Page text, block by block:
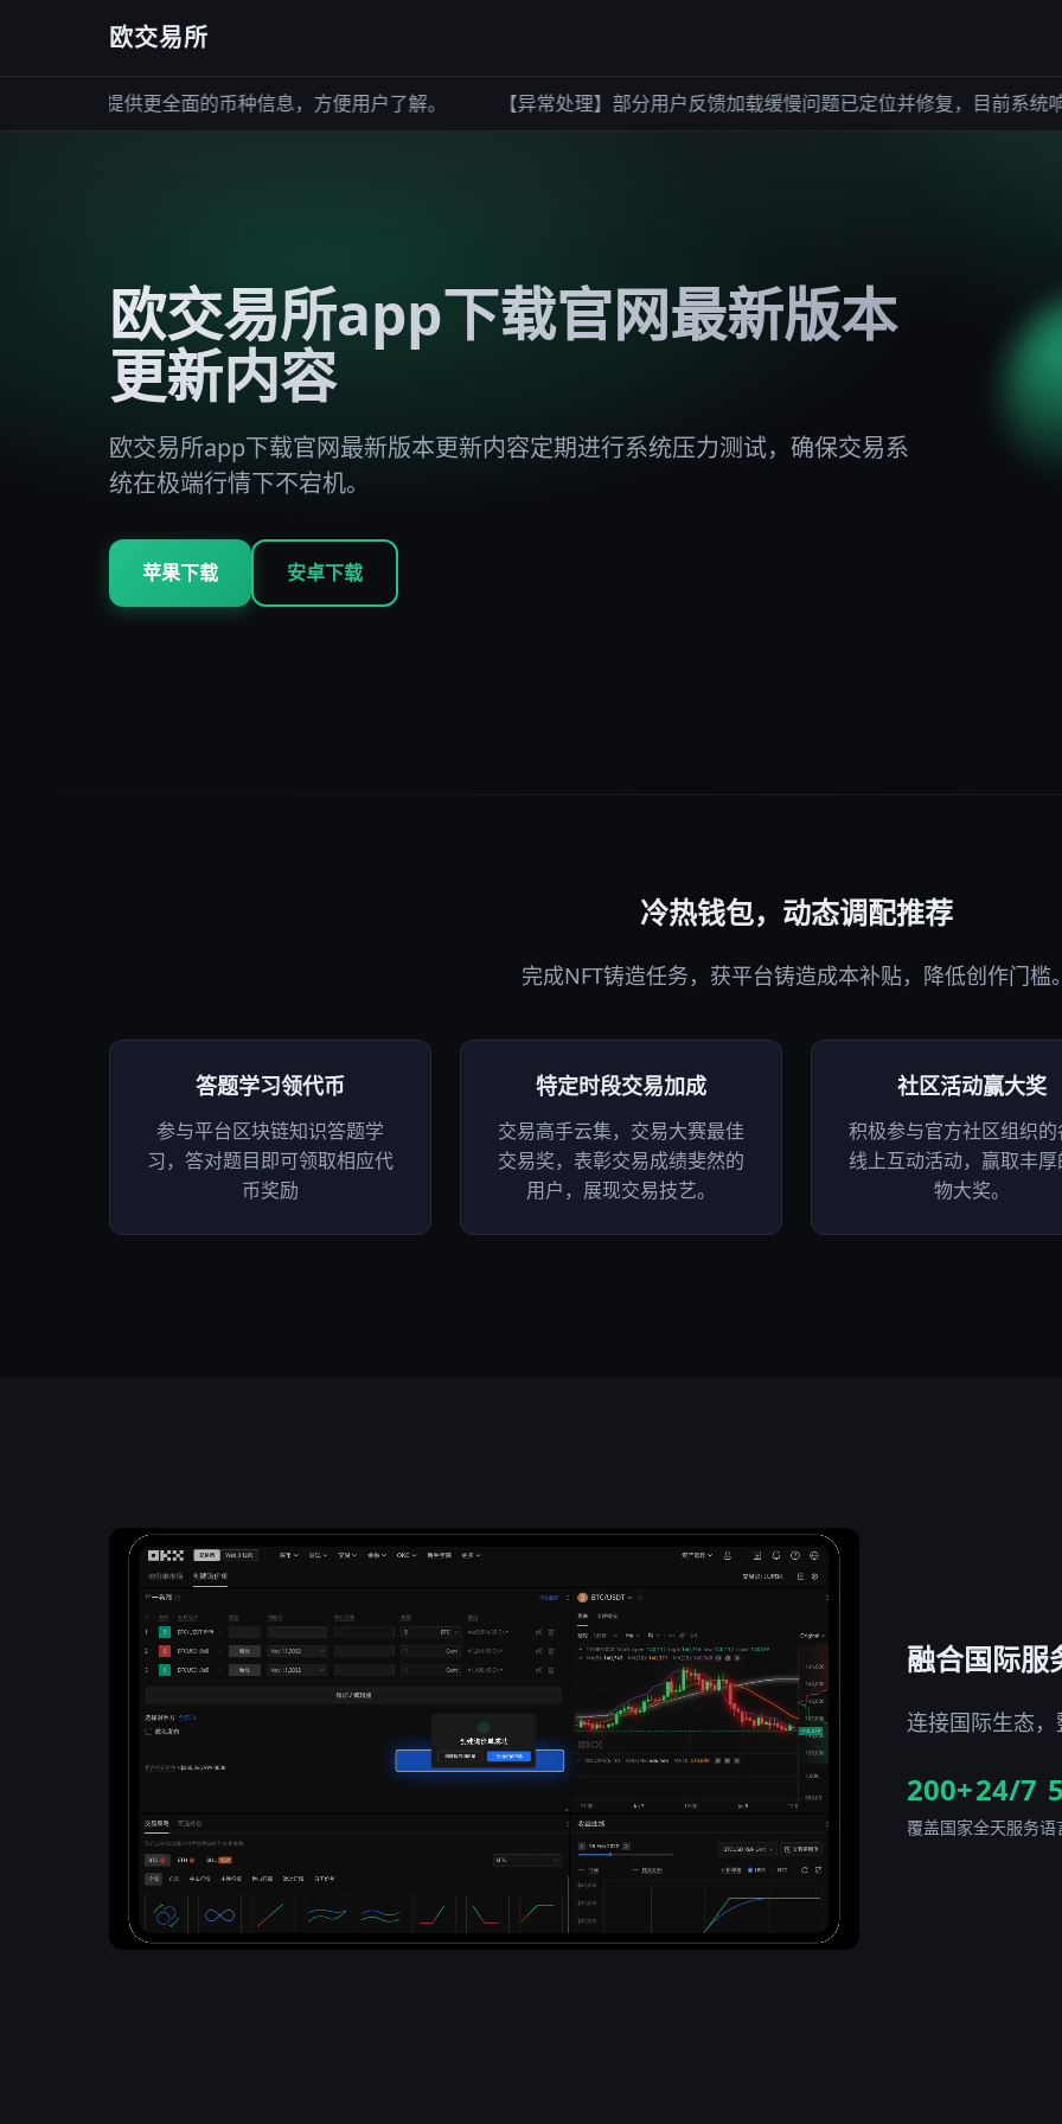
欧交易所
能，提供更全面的币种信息，方便用户了解。 【异常处理】部分用户反馈加载缓慢问题已定位并修复，目前系统响应
欧交易所app下载官网最新版本
更新内容
欧交易所app下载官网最新版本更新内容定期进行系统压力测试，确保交易系
统在极端行情下不宕机。
苹果下载 安卓下载
冷热钱包，动态调配推荐
完成NFT铸造任务，获平台铸造成本补贴，降低创作门槛
答题学习领代币
参与平台区块链知识答题学
习，答对题目即可领取相应代
币奖励
特定时段交易加成
交易高手云集，交易大赛最佳
交易奖，表彰交易成绩斐然的
用户，展现交易技艺。
社区活动赢大奖
积极参与官方社区组织
线上互动活动，赢取丰
物大奖。
融合国际服
连接国际生态
200+
覆盖国家
24/7
全天服务语